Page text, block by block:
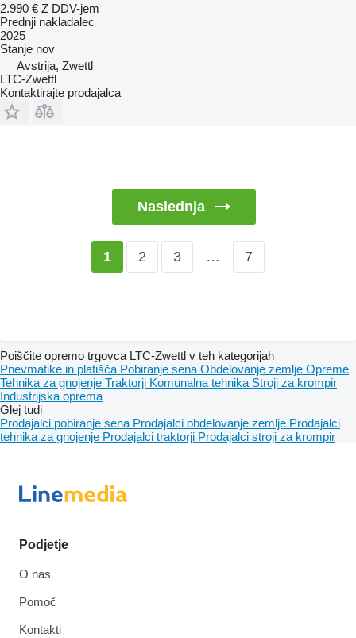
2.990 € Z DDV-jem
Prednji nakladalec
2025
Stanje nov
Avstrija, Zwettl
LTC-Zwettl
Kontaktirajte prodajalca
Naslednja
1 2 3 … 7
Poiščite opremo trgovca LTC-Zwettl v teh kategorijah
Pnevmatike in platišča Pobiranje sena Obdelovanje zemlje Opreme
Tehnika za gnojenje Traktorji Komunalna tehnika Stroji za krompir
Industrijska oprema
Glej tudi
Prodajalci pobiranje sena Prodajalci obdelovanje zemlje Prodajalci
tehnika za gnojenje Prodajalci traktorji Prodajalci stroji za krompir
Podjetje
O nas
Pomoč
Kontakti